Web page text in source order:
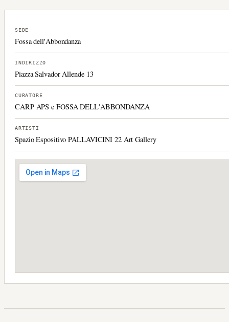
SEDE
Fossa dell'Abbondanza
INDIRIZZO
Piazza Salvador Allende 13
CURATORE
CARP APS e FOSSA DELL'ABBONDANZA
ARTISTI
Spazio Espositivo PALLAVICINI 22 Art Gallery